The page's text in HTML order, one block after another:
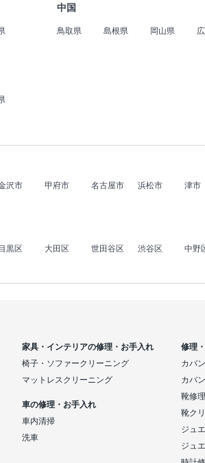
中国
鳥取県 島根県 岡山県
沢市 甲府市 名古屋市 浜松市 津市
目黒区 大田区 世田谷区 渋谷区 中野
家具・インテリアの修理・お手入れ
椅子・ソファークリーニング
マットレスクリーニング
車の修理・お手入れ
車内清掃
洗車
修理
カバ
カバ
靴修理
靴ク
ジュ
ジュ